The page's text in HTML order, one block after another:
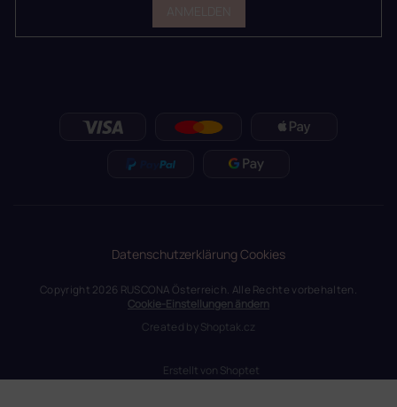
DatenschutzerklärungCookies
Erstellt von Shoptet
Copyright 2026 RUSCONA Österreich. Alle Rechte vorbehalten.
Cookie-Einstellungen ändern
Created byShoptak.cz